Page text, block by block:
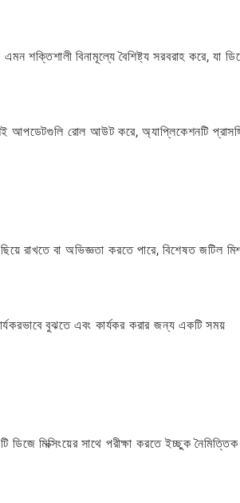
শক্তিশালী বিনামূল্যে বৈশিষ্ট্য সরবরাহ করে, যা
আপডেটগুলি রোল আউট করে, অ্যাপ্লিকেশনটি
রাখতে বা অভিজ্ঞতা করতে পারে, বিশেষত জটিল
বুঝতে এবং কার্যকর করার জন্য একটি সময়
মিক্সিংয়ের সাথে পরীক্ষা করতে ইচ্ছুক নৈমিত্তিক